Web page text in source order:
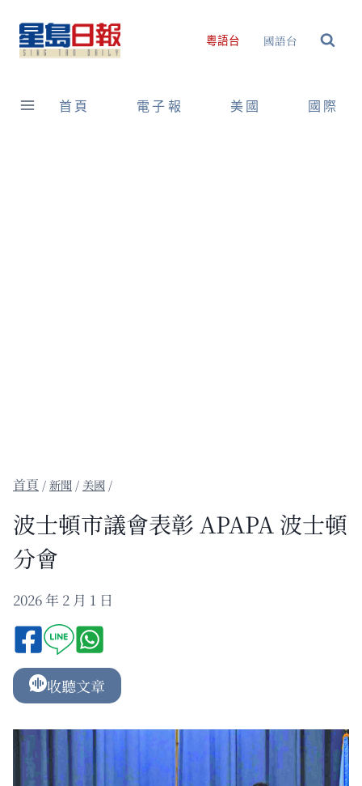
content
粵語台 國語台
首頁 電子報 美國 國際
/新聞 / 美國 /
波士頓市議會表彰 APAPA 波士頓
分會
2026 年 2 月 1 日
收聽文章